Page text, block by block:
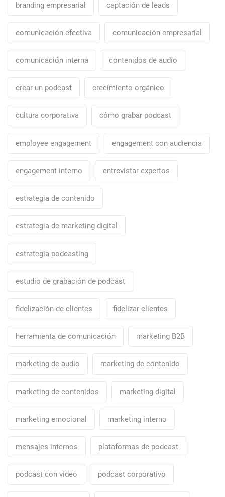
branding empresarial captación de leads
comunicación efectiva comunicación empresarial
comunicación interna contenidos de audio
crear un podcast crecimiento orgánico
cultura corporativa cómo grabar podcast
employee engagement engagement con audiencia
engagement interno entrevistar expertos
estrategia de contenido
estrategia de marketing digital
estrategia podcasting
estudio de grabación de podcast
fidelización de clientes fidelizar clientes
herramienta de comunicación marketing B2B
marketing de audio marketing de contenido
marketing de contenidos marketing digital
marketing emocional marketing interno
mensajes internos plataformas de podcast
podcast con video podcast corporativo